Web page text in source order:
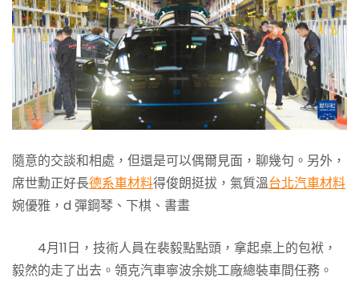
隨意的交談和相處，但還是可以偶爾見面，聊幾句。另外，
席世勳正好長德系車材料得俊朗挺拔，氣質溫台北汽車材料
婉優雅，d 彈鋼琴、下棋、書畫
4月11日，技術人員在裴毅點點頭，拿起桌上的包袱，
毅然的走了出去。領克汽車寧波余姚工廠總裝車間任務。